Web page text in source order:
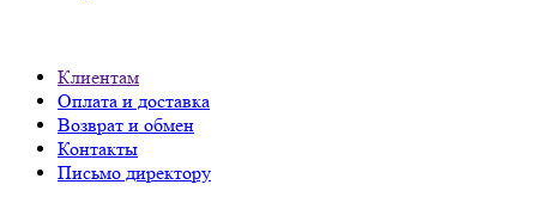
Клиентам
Оплата и доставка
Возврат и обмен
Контакты
Письмо директору